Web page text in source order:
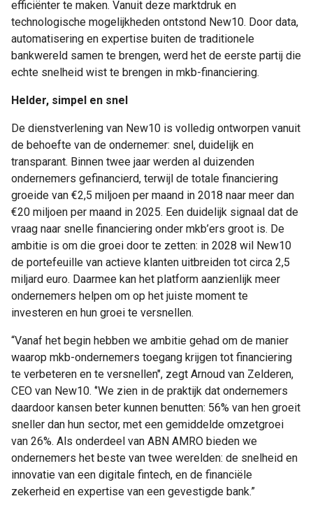
efficiënter te maken. Vanuit deze marktdruk en
technologische mogelijkheden ontstond New10. Door data,
automatisering en expertise buiten de traditionele
bankwereld samen te brengen, werd het de eerste partij die
echte snelheid wist te brengen in mkb-financiering.
Helder, simpel en snel
De dienstverlening van New10 is volledig ontworpen vanuit
de behoefte van de ondernemer: snel, duidelijk en
transparant. Binnen twee jaar werden al duizenden
ondernemers gefinancierd, terwijl de totale financiering
groeide van €2,5 miljoen per maand in 2018 naar meer dan
€20 miljoen per maand in 2025. Een duidelijk signaal dat de
vraag naar snelle financiering onder mkb’ers groot is. De
ambitie is om die groei door te zetten: in 2028 wil New10
de portefeuille van actieve klanten uitbreiden tot circa 2,5
miljard euro. Daarmee kan het platform aanzienlijk meer
ondernemers helpen om op het juiste moment te
investeren en hun groei te versnellen.
“Vanaf het begin hebben we ambitie gehad om de manier
waarop mkb-ondernemers toegang krijgen tot financiering
te verbeteren en te versnellen", zegt Arnoud van Zelderen,
CEO van New10. ‘’We zien in de praktijk dat ondernemers
daardoor kansen beter kunnen benutten: 56% van hen groeit
sneller dan hun sector, met een gemiddelde omzetgroei
van 26%. Als onderdeel van ABN AMRO bieden we
ondernemers het beste van twee werelden: de snelheid en
innovatie van een digitale fintech, en de financiële
zekerheid en expertise van een gevestigde bank.”